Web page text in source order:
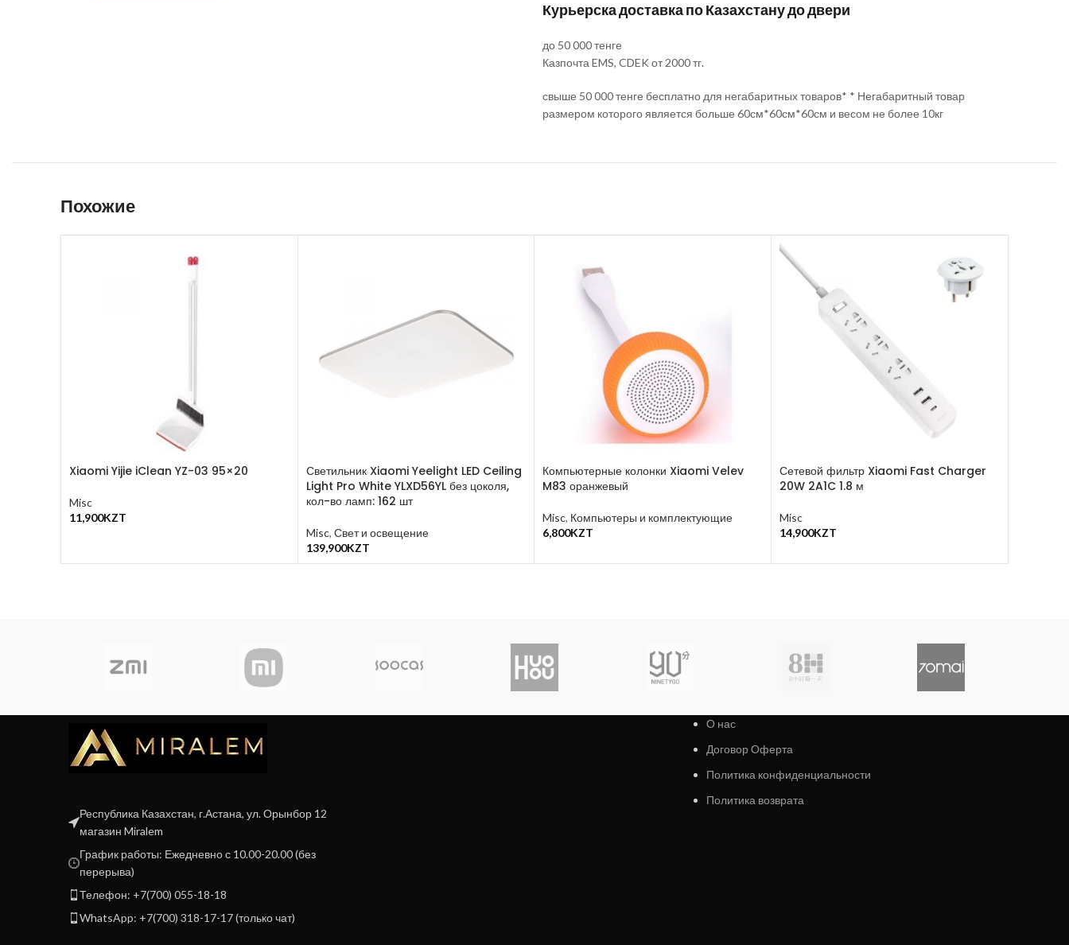
Курьерска доставка по Казахстану до двери
до 50 000 тенге
Казпочта EMS, CDEK от 2000 тг.
свыше 50 000 тенге бесплатно для негабаритных товаров* * Негабаритный товар
размером которого является больше 60см*60см*60см и весом не более 10кг
Похожие
Xiaomi Yijie iClean YZ-03 95×20
Misc
11,900KZT
Светильник Xiaomi Yeelight LED Ceiling
Light Pro White YLXD56YL без цоколя,
кол-во ламп: 162 шт
Misc, Свет и освещение
139,900KZT
В Корзину
Компьютерные колонки Xiaomi Velev
M83 оранжевый
Misc, Компьютеры и комплектующие
6,800KZT
Сетевой фильтр Xiaomi Fast Charger
20W 2A1C 1.8 м
Misc
14,900KZT
Республика Казахстан, г.Астана, ул. Орынбор 12
магазин Miralem
График работы: Ежедневно с 10.00-20.00 (без
перерыва)
Телефон: +7(700) 055-18-18
WhatsApp: +7(700) 318-17-17 (только чат)
О нас
Договор Оферта
Политика конфиденциальности
Политика возврата